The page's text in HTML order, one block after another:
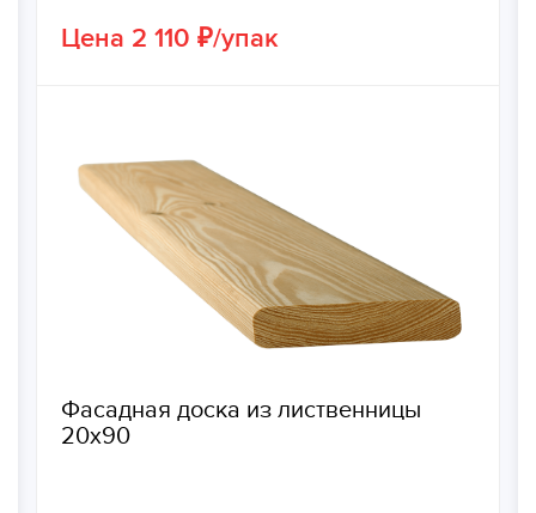
Цена 2 110 ₽/упак
Фасадная доска из лиственницы
20х90